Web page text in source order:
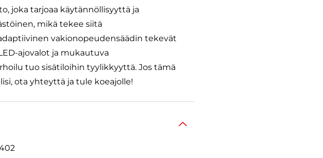
joka tarjoaa käytännöllisyyttä ja
mikä tekee siitä
vakionopeudensäädin tekevät
ajovalot ja mukautuva
tuo sisätiloihin tyylikkyyttä. Jos tämä
ota yhteyttä ja tule koeajolle!